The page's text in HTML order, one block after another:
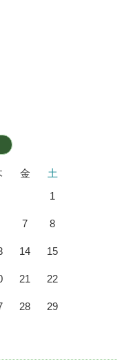
料：
金
土
1
7 8
14 15
21 22
28 29